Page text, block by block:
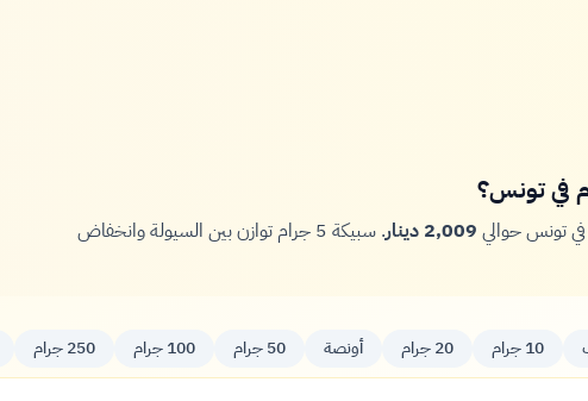
2,009 دينار
. سبيكة 5 جرام توازن بين السيولة وانخفاض
10 جرام 20 جرام أونصة 50 جرام 100 جرام 250 جرام